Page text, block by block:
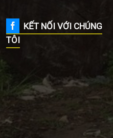
KẾT NỐI VỚI CHÚNG
TÔI